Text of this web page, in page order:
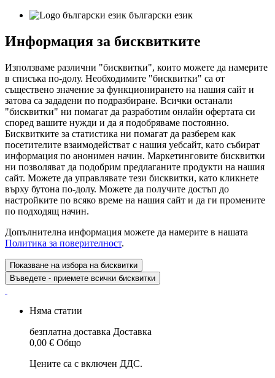
български език
Информация за бисквитките
Използваме различни "бисквитки", които можете да намерите
в списъка по-долу. Необходимите "бисквитки" са от
съществено значение за функционирането на нашия сайт и
затова са зададени по подразбиране. Всички останали
"бисквитки" ни помагат да разработим онлайн офертата си
според вашите нужди и да я подобряваме постоянно.
Бисквитките за статистика ни помагат да разберем как
посетителите взаимодействат с нашия уебсайт, като събират
информация по анонимен начин. Маркетинговите бисквитки
ни позволяват да подобрим предлаганите продукти на нашия
сайт. Можете да управлявате тези бисквитки, като кликнете
върху бутона по-долу. Можете да получите достъп до
настройките по всяко време на нашия сайт и да ги промените
по подходящ начин.
Допълнителна информация можете да намерите в нашата
Политика за поверителност.
Показване на избора на бисквитки
Въведете - приемете всички бисквитки
Няма статии
безплатна доставка Доставка
0,00 € Общо
Цените са с включен ДДС.